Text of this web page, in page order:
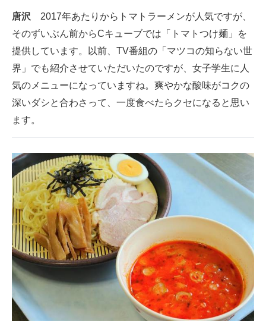
唐沢 2017年あたりからトマトラーメンが人気ですが、
そのずいぶん前からCキューブでは「トマトつけ麺」を
提供しています。以前、TV番組の「マツコの知らない世
界」でも紹介させていただいたのですが、女子学生に人
気のメニューになっていますね。爽やかな酸味がコクの
深いダシと合わさって、一度食べたらクセになると思い
ます。